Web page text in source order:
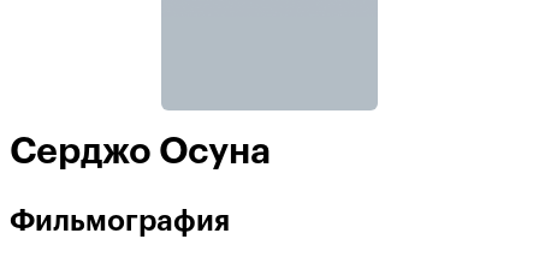
Серджо Осуна
Фильмография